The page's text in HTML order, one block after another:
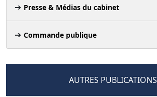
Presse & Médias du cabinet
Commande publique
AUTRES PUBLICATIONS